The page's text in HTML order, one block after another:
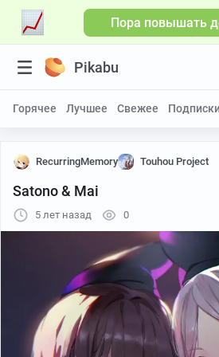
Пора повышать
Pikabu
Горячее Лучшее Свежее Подписки
RecurringMemory Touhou Project
Satono & Mai
5 лет назад 0